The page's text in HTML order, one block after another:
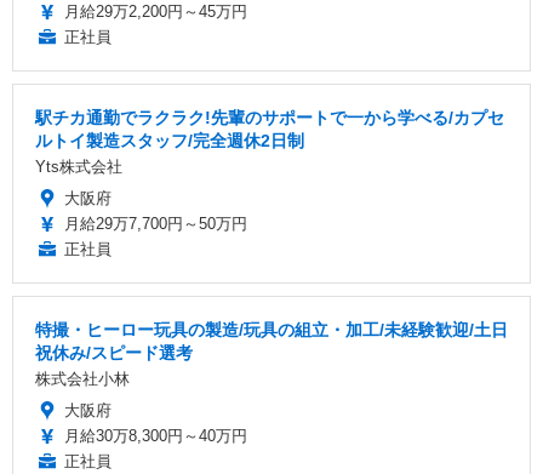
月給29万2,200円～45万円
正社員
駅チカ通勤でラクラク!先輩のサポートで一から学べる/カプセ
ルトイ製造スタッフ/完全週休2日制
Yts株式会社
大阪府
月給29万7,700円～50万円
正社員
特撮・ヒーロー玩具の製造/玩具の組立・加工/未経験歓迎/土日
祝休み/スピード選考
株式会社小林
大阪府
月給30万8,300円～40万円
正社員